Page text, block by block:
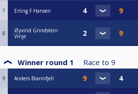
7 Erling F Hansen
8
Øyvind Grindstein
Vinje
Winner round 1 Race to 9
9 Anders Brannfjell